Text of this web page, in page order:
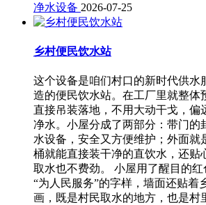
净水设备 2026-07-25
乡村便民饮水站
这个设备是咱们村口的新时代供水
造的便民饮水站。在工厂里就整体
直接吊装落地，不用大动干戈，偏
净水。小屋分成了两部分：带门的
水设备，安全又方便维护；外面就
桶就能直接装干净的直饮水，还贴
取水也不费劲。 小屋用了醒目的
“为人民服务”的字样，墙面还贴着
画，既是村民取水的地方，也是村